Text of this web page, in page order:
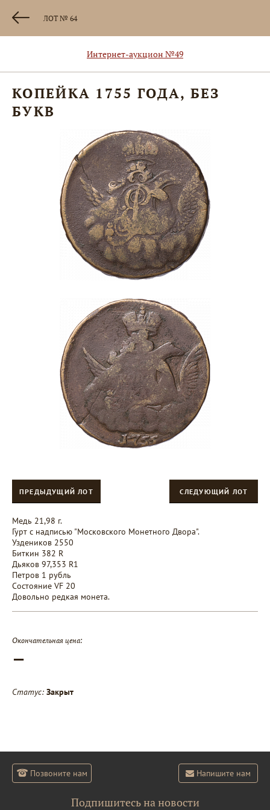
ЛОТ № 64
Интернет-аукцион №49
КОПЕЙКА 1755 ГОДА, БЕЗ
БУКВ
ПРЕДЫДУЩИЙ ЛОТ СЛЕДУЮЩИЙ ЛОТ
Медь 21,98 г.
Гурт с надписью "Московского Монетного Двора".
Уздеников 2550
Биткин 382 R
Дьяков 97,353 R1
Петров 1 рубль
Состояние VF 20
Довольно редкая монета.
Окончательная цена:
—
Статус: Закрыт
Позвоните нам Напишите нам
Подпишитесь на новости